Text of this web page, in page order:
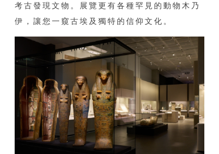
考古發現文物。展覽更有各種罕見的動物木乃
伊，讓您一窺古埃及獨特的信仰文化。